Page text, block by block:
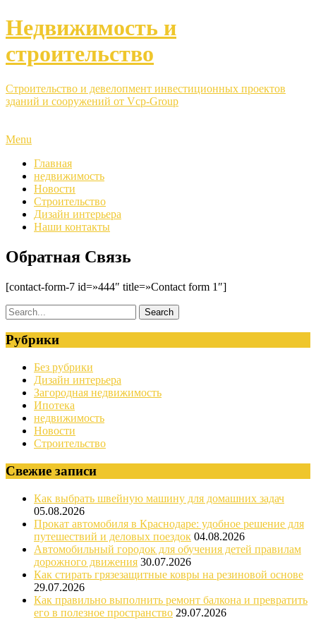
Недвижимость и
строительство
Строительство и девелопмент инвестиционных проектов
зданий и сооружений от Vcp-Group
Menu
Главная
недвижимость
Новости
Строительство
Дизайн интерьера
Наши контакты
Обратная Связь
[contact-form-7 id=»444″ title=»Contact form 1″]
Рубрики
Без рубрики
Дизайн интерьера
Загородная недвижимость
Ипотека
недвижимость
Новости
Строительство
Свежие записи
Как выбрать швейную машину для домашних задач
05.08.2026
Прокат автомобиля в Краснодаре: удобное решение для
путешествий и деловых поездок 04.08.2026
Автомобильный городок для обучения детей правилам
дорожного движения 30.07.2026
Как стирать грязезащитные ковры на резиновой основе
29.07.2026
Как правильно выполнить ремонт балкона и превратить
его в полезное пространство 29.07.2026